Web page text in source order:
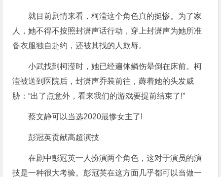
就目前剧情来看，柯滢这个角色真的挺惨。为了家
人，她不得不按照封潇声话行动，穿上封潇声为她所准
备衣服独自赴约，还被其找的人欺辱。
小武找到柯滢时，她已经遍体鳞伤晕倒在床前。柯
滢被送到医院后，封潇声乔装前往，薅着她的头发威
胁：“出了点意外，看来我们的游戏要提前结束了!”
蔡文静可以当选2020最惨女主了!
彭冠英贡献高超演技
在剧中彭冠英一人扮演两个角色，这对于演员的演
技是一种很大考验。彭冠英在这方面几乎都可以当做一